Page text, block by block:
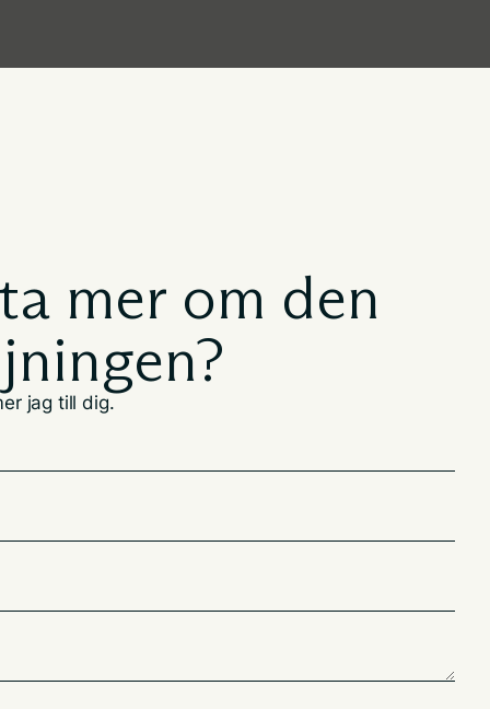
mer om den
jag till dig.